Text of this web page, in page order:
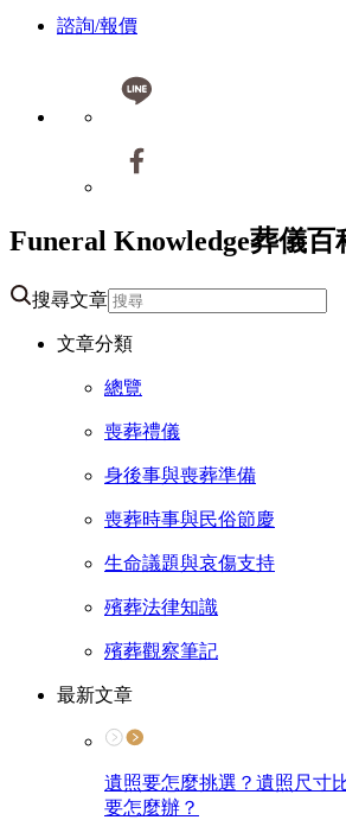
諮詢/報價
Funeral Knowledge葬儀百
搜尋文章
文章分類
總覽
喪葬禮儀
身後事與喪葬準備
喪葬時事與民俗節慶
生命議題與哀傷支持
殯葬法律知識
殯葬觀察筆記
最新文章
遺照要怎麼挑選？遺照尺寸
要怎麼辦？